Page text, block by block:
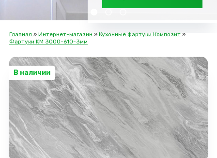
Главная » Интернет-магазин » Кухонные фартуки Композит »
Фартуки KM 3000-610-3мм
В наличии